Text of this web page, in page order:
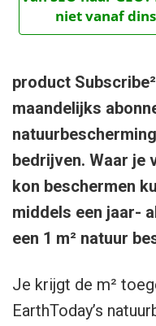
niet vanaf
product
maandelijks
bedrijven. Waar je
kon beschermen
middels een jaar-
een 1 m² natuur
Je krijgt de m²
EarthToday’s